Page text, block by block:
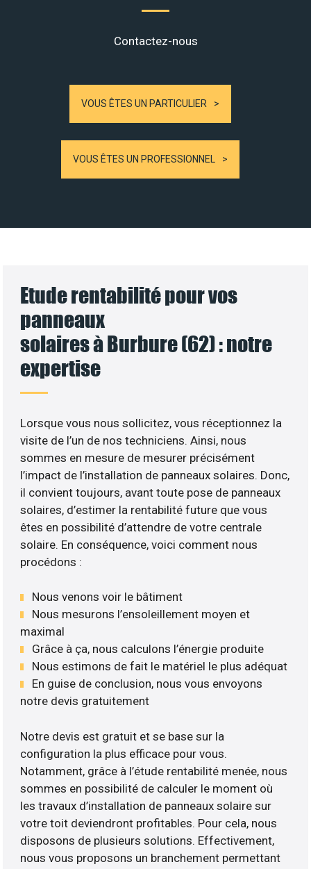
Contactez-nous
VOUS ÊTES UN PARTICULIER
VOUS ÊTES UN PROFESSIONNEL
Etude rentabilité pour vos
panneaux
solaires à Burbure (62) : notre
expertise
Lorsque vous nous sollicitez, vous réceptionnez la
visite de l’un de nos techniciens. Ainsi, nous
sommes en mesure de mesurer précisément
l’impact de l’installation de panneaux solaires. Donc,
il convient toujours, avant toute pose de panneaux
solaires, d’estimer la rentabilité future que vous
êtes en possibilité d’attendre de votre centrale
solaire. En conséquence, voici comment nous
procédons :
Nous venons voir le bâtiment
Nous mesurons l’ensoleillement moyen et
maximal
Grâce à ça, nous calculons l’énergie produite
Nous estimons de fait le matériel le plus adéquat
En guise de conclusion, nous vous envoyons
notre devis gratuitement
Notre devis est gratuit et se base sur la
configuration la plus efficace pour vous.
Notamment, grâce à l’étude rentabilité menée, nous
sommes en possibilité de calculer le moment où
les travaux d’installation de panneaux solaire sur
votre toit deviendront profitables. Pour cela, nous
disposons de plusieurs solutions. Effectivement,
nous vous proposons un branchement permettant